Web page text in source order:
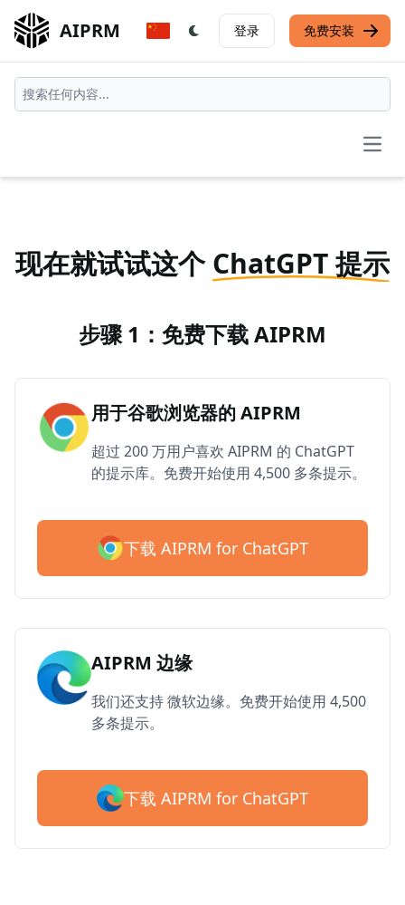
AIPRM 登录 免费安装
现在就试试这个ChatGPT 提示
步骤 1：免费下载 AIPRM
用于谷歌浏览器的 AIPRM
超过 200 万用户喜欢 AIPRM 的 ChatGPT
的提示库。免费开始使用 4,500 多条提示。
下载 AIPRM for ChatGPT
AIPRM 边缘
我们还支持 微软边缘。免费开始使用 4,500
多条提示。
下载 AIPRM for ChatGPT